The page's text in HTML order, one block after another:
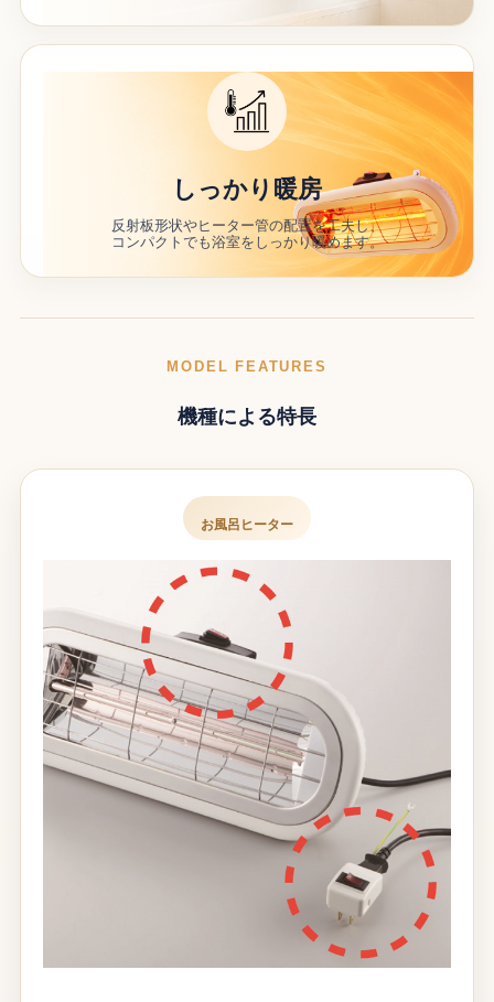
しっかり暖房
反射板形状やヒーター管の配置を工夫し、
コンパクトでも浴室をしっかり暖めます。
MODEL FEATURES
機種による特長
お風呂ヒーター